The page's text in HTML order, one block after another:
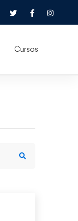
Cursos